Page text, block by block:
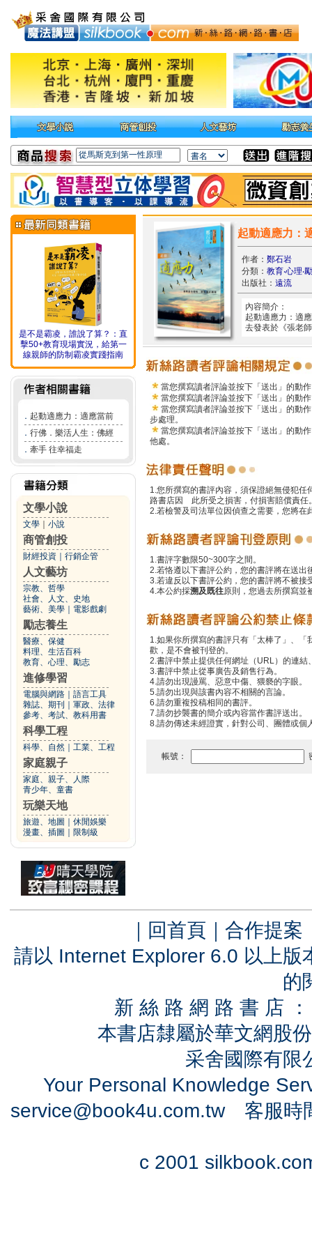
是不是霸凌，誰說了算？：直
擊50+教育現場實況，給第一
線親師的防制霸凌實踐指南
． 起動適應力：適應當前
． 行佛．樂活人生：佛經
． 牽手 往幸福走
文學小說
文學 小說
商管創投
財經投資 行銷企管
人文藝坊
宗教、哲學
社會、人文、史地
藝術、美學
電影戲劇
勵志養生
醫療、保健
料理、生活百科
教育、心理、勵志
進修學習
電腦與網路
語言工具
雜誌、期刊
軍政、法律
參考、考試、教科用書
科學工程
科學、自然 工業、工程
家庭親子
家庭、親子、人際
青少年、童書
玩樂天地
旅遊、地圖
休閒娛樂
漫畫、插圖
限制級
起動適應力：
作者： 鄭石岩
分類： 教育‧心理‧
出版社： 遠流
內容簡介：
起動適應力：適
去發表於《張老
當您撰寫讀者評論並按下「送出」的動
當您撰寫讀者評論並按下「送出」的動
當您撰寫讀者評論並按下「送出」的動
步處理。
當您撰寫讀者評論並按下「送出」的動
他處。
1.您所撰寫的書評內容，須保證絕無侵犯
路書店因 此所受之損害，付損害賠償責任
2.若檢警及司法單位因偵查之需要，您將
1.書評字數限50~300字之間。
2.若恪遵以下書評公約，您的書評將在送
3.若違反以下書評公約，您的書評將不被接
4.本公約採溯及既往原則，您過去所撰寫並
1.如果你所撰寫的書評只有「太棒了」、
歡，是不會被刊登的。
2.書評中禁止提供任何網址（URL）的連結
3.書評中禁止從事廣告及銷售行為。
4.請勿出現謾罵、惡意中傷、猥褻的字眼。
5.請勿出現與該書內容不相關的言論。
6.請勿重複投稿相同的書評。
7.請勿抄襲書的簡介或內容當作書評送出。
8.請勿傳述未經證實，針對公司、團體或個
帳號：
｜ 回首頁 ｜ 合作提案
請以 Internet Explorer 6.0 以上
的
新 絲 路 網 路 書 店
本書店隸屬於華文網股
采舍國際有
Your Personal Knowledge
service@book4u.com.tw客服時
c 2001